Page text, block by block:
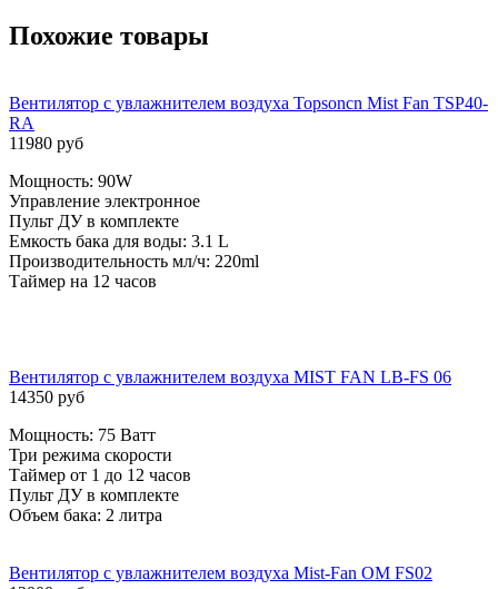
Похожие товары
Вентилятор с увлажнителем воздуха Topsoncn Mist Fan TSP40-
RA
11980 руб
Мощность: 90W
Управление электронное
Пульт ДУ в комплекте
Емкость бака для воды: 3.1 L
Производительность мл/ч: 220ml
Таймер на 12 часов
Вентилятор с увлажнителем воздуха MIST FAN LB-FS 06
14350 руб
Мощность: 75 Ватт
Три режима скорости
Таймер от 1 до 12 часов
Пульт ДУ в комплекте
Объем бака: 2 литра
Вентилятор с увлажнителем воздуха Mist-Fan OM FS02